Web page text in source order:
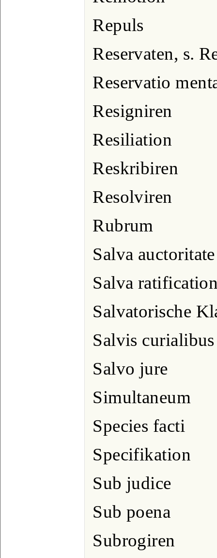
Repuls
Reservaten, s.
Reservatio
Resigniren
Resiliation
Reskribiren
Resolviren
Rubrum
Salva
Salva
Salvatorische
Salvis curialibus
Salvo jure
Simultaneum
Species facti
Specifikation
Sub judice
Sub poena
Subrogiren